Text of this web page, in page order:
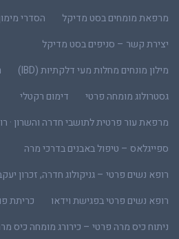
מרפאת מומחים בסט מדיקל
הסדרי
יצירת קשר – סניפים בסט מדיקל
מילון מונחים מחלות מעי דלקתיות (IBD)
גסטרולוג מומחה פרטי
דימום רקטלי
מרפאת עור פרטית לתושבי חדרה והשרון ·
ספייגלאס – טיפול באבנים בדרכי מרה
רופא נשים פרטי – גניקולוג חדרה, זכרון
רופא נשים פרטי בפגישת וידאו
כריתת
ניתוח כיס מרה פרטי – כירורג מומחה כיס